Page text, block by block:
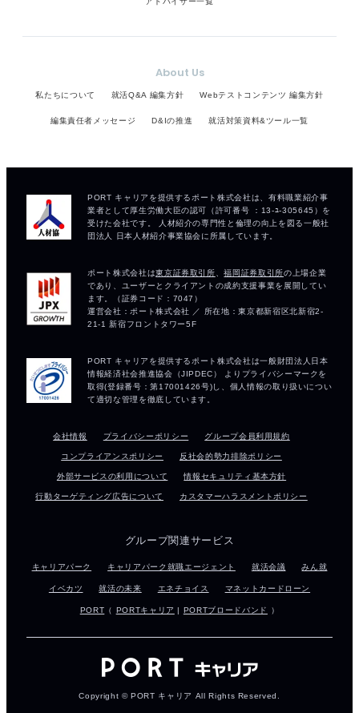
About Us
私たちについて 就活Q&A 編集方針 Webテストコンテンツ 編集方針
編集責任者メッセージ D&Iの推進 就活対策資料&ツール一覧
会社情報 プライバシーポリシー グループ会員利用規約
コンプライアンスポリシー 反社会的勢力排除ポリシー
外部サービスの利用について 情報セキュリティ基本方針
行動ターゲティング広告について カスタマーハラスメントポリシー